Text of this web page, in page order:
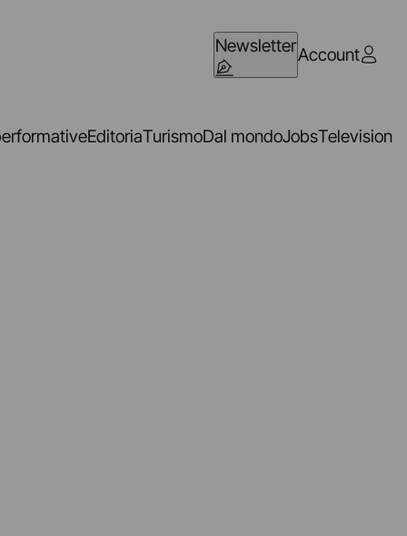
NewsletterAccount
EditoriaTurismoDal mondoJobsTelevision